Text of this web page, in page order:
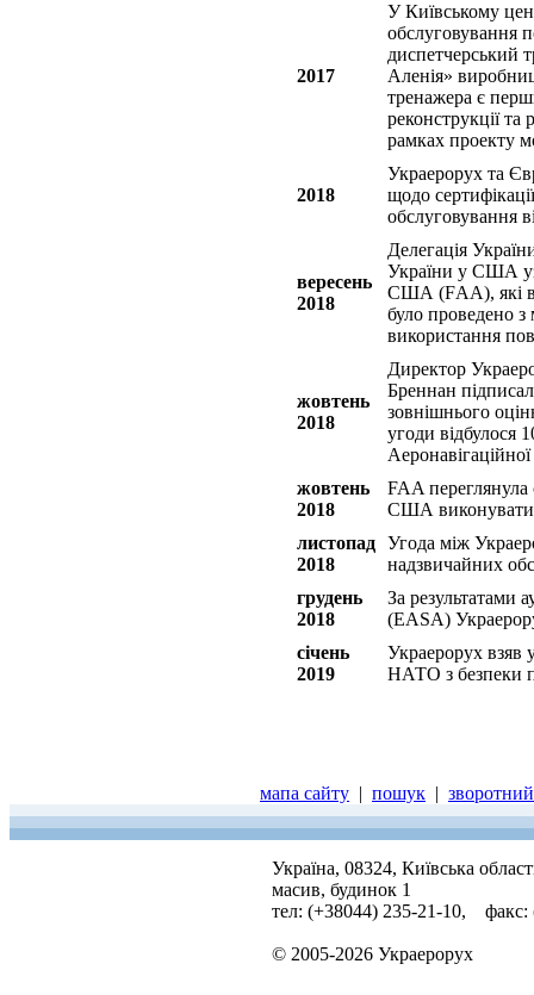
2017
У Київському
обслуговування
диспетчерський
Аленія»
тренажера є
реконструкції
рамках проекту
2018
Украерорух та
щодо
обслуговування
вересень
2018
Делегація
України у США
США (FАА), які
було проведено з
використання
жовтень
2018
Директор
Бреннан
зовнішнього
угоди відбулося
жовтень
2018
FAA переглянула
США виконувати
листопад
2018
Угода між
надзвичайних
грудень
2018
За результатами
(EASA)
січень
2019
Украерорух взяв
НАТО з безпеки
мапа сайту | пошук |
Україна, 08324, Київська
масив, будинок 1
тел: (+38044) 235-21-10, факс:
© 2005-2026 Украерорух